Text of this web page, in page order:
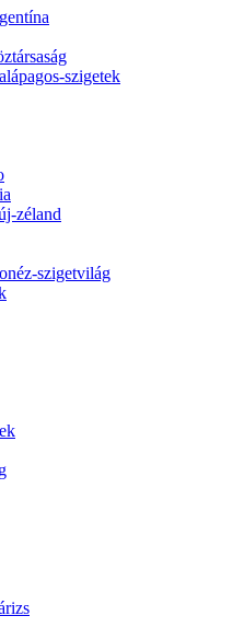
szigetek
zéland
szigetvilág